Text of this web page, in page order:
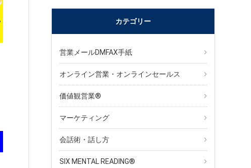
カテゴリー
営業メールDMFAX手紙
オンライン営業・オンラインセールス
価値観営業®︎
マーケティング
会話術・話し方
SIX MENTAL READING®︎